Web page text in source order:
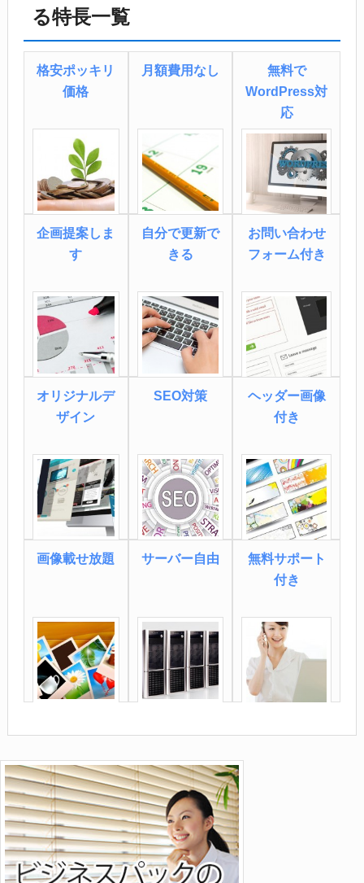
る特長一覧
格安ポッキリ
価格
月額費用なし
無料で
WordPress対
応
企画提案しま
す
自分で更新で
きる
お問い合わせ
フォーム付き
オリジナルデ
ザイン
SEO対策
ヘッダー画像
付き
画像載せ放題 サーバー自由
無料サポート
付き